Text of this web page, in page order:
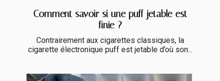
Comment savoir si une puff jetable est
finie ?
Contrairement aux cigarettes classiques, la
cigarette électronique puff est jetable d’où son...